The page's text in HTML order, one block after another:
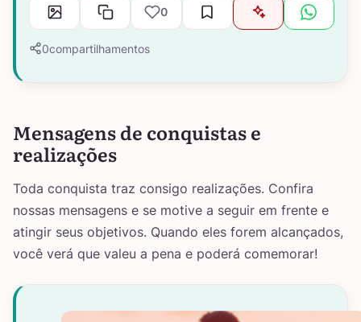
0
0compartilhamentos
Mensagens de conquistas e
realizações
Toda conquista traz consigo realizações. Confira
nossas mensagens e se motive a seguir em frente e
atingir seus objetivos. Quando eles forem alcançados,
você verá que valeu a pena e poderá comemorar!